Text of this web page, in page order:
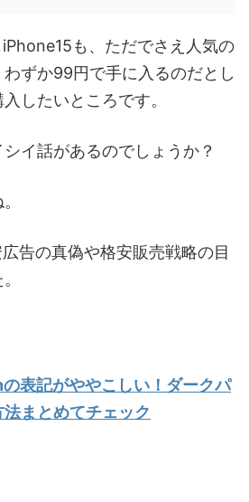
も、ただでさえ人気の
ずか99円で手に入るのだとし
したいところです。
イ話があるのでしょうか？
告の真偽や格安販売戦略の目
表記がややこしい！ダークパ
まとめてチェック